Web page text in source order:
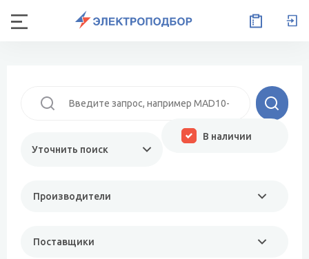
Уточнить поиск
Производители
Поставщики
В наличии